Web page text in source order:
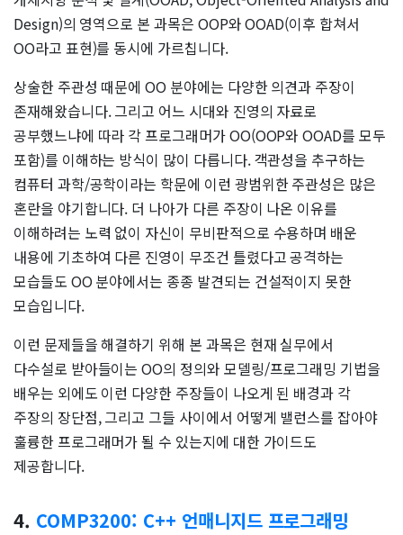
Design)의 영역으로 본 과목은 OOP와 OOAD(이후 합쳐서
OO라고 표현)를 동시에 가르칩니다.
상술한 주관성 때문에 OO 분야에는 다양한 의견과 주장이
존재해왔습니다. 그리고 어느 시대와 진영의 자료로
공부했느냐에 따라 각 프로그래머가 OO(OOP와 OOAD를 모두
포함)를 이해하는 방식이 많이 다릅니다. 객관성을 추구하는
컴퓨터 과학/공학이라는 학문에 이런 광범위한 주관성은 많은
혼란을 야기합니다. 더 나아가 다른 주장이 나온 이유를
이해하려는 노력 없이 자신이 무비판적으로 수용하며 배운
내용에 기초하여 다른 진영이 무조건 틀렸다고 공격하는
모습들도 OO 분야에서는 종종 발견되는 건설적이지 못한
모습입니다.
이런 문제들을 해결하기 위해 본 과목은 현재 실무에서
다수설로 받아들이는 OO의 정의와 모델링/프로그래밍 기법을
배우는 외에도 이런 다양한 주장들이 나오게 된 배경과 각
주장의 장단점, 그리고 그들 사이에서 어떻게 밸런스를 잡아야
훌륭한 프로그래머가 될 수 있는지에 대한 가이드도
제공합니다.
4. COMP3200: C++ 언매니지드 프로그래밍